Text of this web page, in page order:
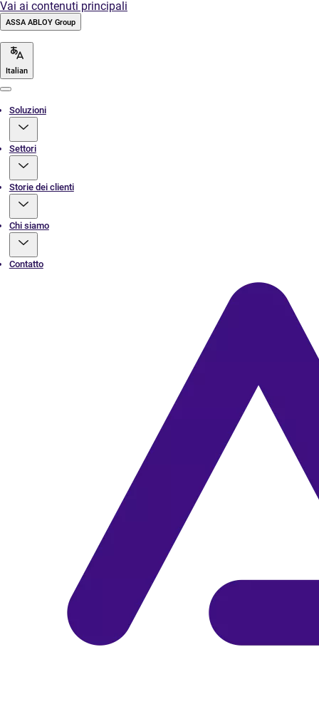
Vai ai contenuti principali
ASSA ABLOY Group
Italian
Soluzioni
Settori
Storie dei clienti
Chi siamo
Contatto